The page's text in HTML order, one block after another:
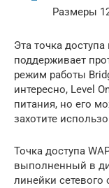
Размеры
Эта точка
поддерживает
режим работы
интересно, Level
питания, но его
захотите
Точка доступа
выполненный в
линейки сетевого